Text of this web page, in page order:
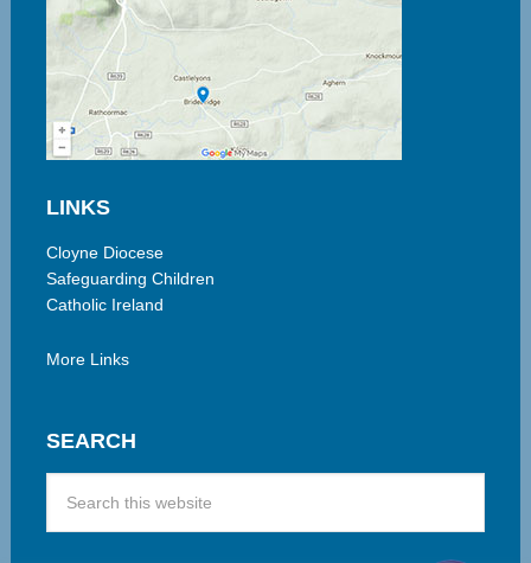
LINKS
Cloyne Diocese
Safeguarding Children
Catholic Ireland
More Links
SEARCH